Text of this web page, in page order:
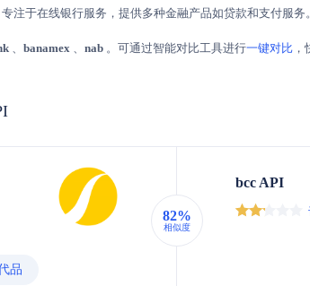
注于在线银行服务，提供多种金融产品如贷款和支付服务。
、 banamex 、 nab 。可通过智能对比工具进行一键对比
品
82%
相似度
bcc API